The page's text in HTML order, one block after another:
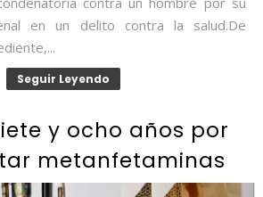
en un delito contra la salud.De
Seguir Leyendo
y ocho años por
metanfetaminas